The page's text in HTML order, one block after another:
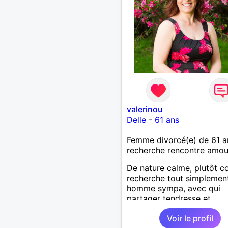
valerinou
Delle- 61 ans
Femme divorcé(e) de 61
recherche rencontre
De nature calme, plutôt
recherche tout
homme sympa, avec qui
partager tendresse et
complicité.
Voir le profil